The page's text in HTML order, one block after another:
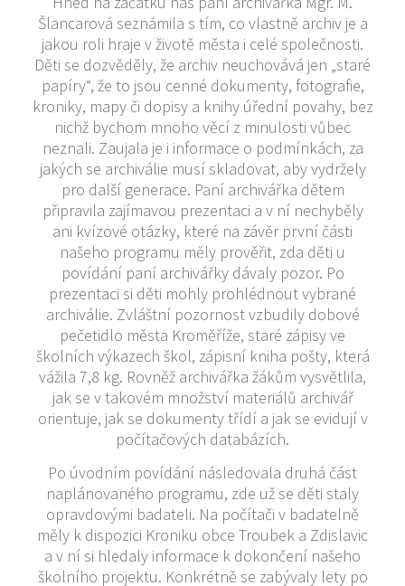
Šlancarová seznámila s tím, co vlastně archiv je a
jakou roli hraje v životě města i celé společnosti.
Děti se dozvěděly, že archiv neuchovává jen „staré
papíry“, že to jsou cenné dokumenty, fotografie,
kroniky, mapy či dopisy a knihy úřední povahy, bez
nichž bychom mnoho věcí z minulosti vůbec
neznali. Zaujala je i informace o podmínkách, za
jakých se archiválie musí skladovat, aby vydržely
pro další generace. Paní archivářka dětem
připravila zajímavou prezentaci a v ní nechyběly
ani kvízové otázky, které na závěr první části
našeho programu měly prověřit, zda děti u
povídání paní archivářky dávaly pozor. Po
prezentaci si děti mohly prohlédnout vybrané
archiválie. Zvláštní pozornost vzbudily dobové
pečetidlo města Kroměříže, staré zápisy ve
školních výkazech škol, zápisní kniha pošty, která
vážila 7,8 kg. Rovněž archivářka žákům vysvětlila,
jak se v takovém množství materiálů archivář
orientuje, jak se dokumenty třídí a jak se evidují v
počítačových databázích.
Po úvodním povídání následovala druhá část
naplánovaného programu, zde už se děti staly
opravdovými badateli. Na počítači v badatelně
měly k dispozici Kroniku obce Troubek a Zdislavic
a v ní si hledaly informace k dokončení našeho
školního projektu. Konkrétně se zabývaly lety po